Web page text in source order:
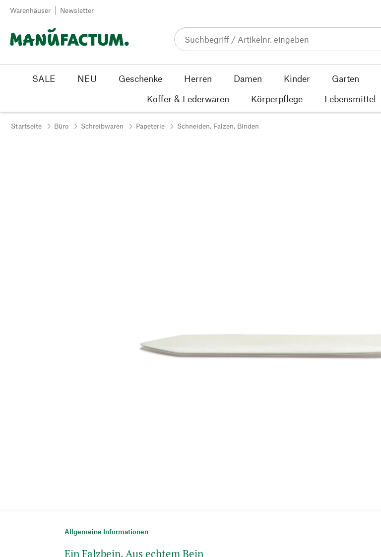
Zum Inhalt springen
Warenhäuser Newsletter
SALE NEU Geschenke Herren Damen Kinder Garten
Koffer & Lederwaren
Körperpflege Lebensmittel
Startseite Büro Schreibwaren Papeterie Schneiden, Falzen, Binden
Allgemeine Informationen
Ein Falzbein. Aus echtem Bein